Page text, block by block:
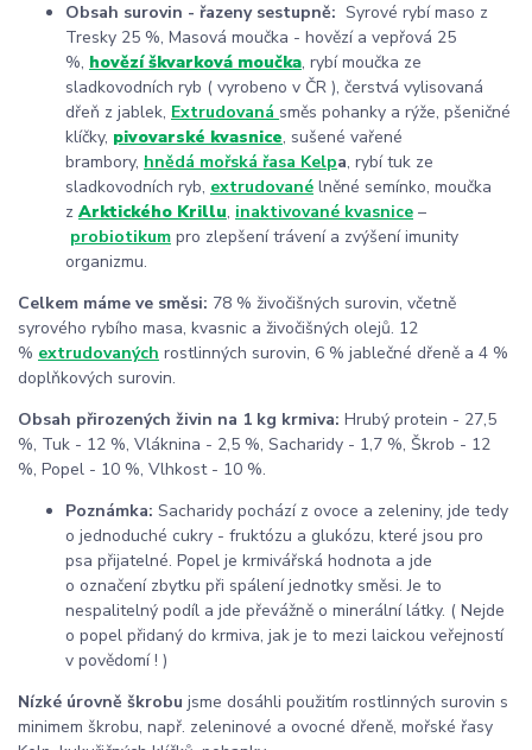
Obsah surovin - řazeny sestupně: Syrové rybí maso z
Tresky 25 %, Masová moučka - hovězí a vepřová 25
%, hovězí škvarková moučka, rybí moučka ze
sladkovodních ryb ( vyrobeno v ČR ), čerstvá vylisovaná
dřeň z jablek, Extrudovaná směs pohanky a rýže, pšeničné
klíčky, pivovarské kvasnice, sušené vařené
brambory, hnědá mořská řasa Kelpa, rybí tuk ze
sladkovodních ryb, extrudované lněné semínko, moučka
zArktického Krillu, inaktivované kvasnice –
probiotikum pro zlepšení trávení a zvýšení imunity
organizmu.
Celkem máme ve směsi: 78 % živočišných surovin, včetně
syrového rybího masa, kvasnic a živočišných olejů. 12
% extrudovaných rostlinných surovin, 6 % jablečné dřeně a 4 %
doplňkových surovin.
Obsah přirozených živin na 1 kg krmiva: Hrubý protein - 27,5
%, Tuk - 12 %, Vláknina - 2,5 %, Sacharidy - 1,7 %, Škrob - 12
%, Popel - 10 %, Vlhkost - 10 %.
Poznámka: Sacharidy pochází z ovoce a zeleniny, jde tedy
o jednoduché cukry - fruktózu a glukózu, které jsou pro
psa přijatelné. Popel je krmivářská hodnota a jde
o označení zbytku při spálení jednotky směsi. Je to
nespalitelný podíl a jde převážně o minerální látky. ( Nejde
o popel přidaný do krmiva, jak je to mezi laickou veřejností
v povědomí ! )
Nízké úrovně škrobu jsme dosáhli použitím rostlinných surovin s
minimem škrobu, např. zeleninové a ovocné dřeně, mořské řasy